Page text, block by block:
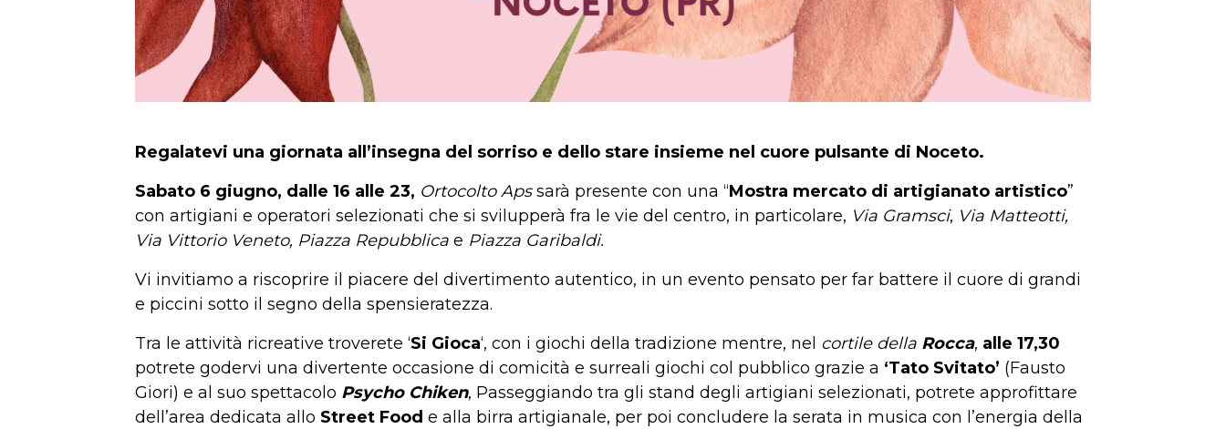
Regalatevi una giornata all’insegna del sorriso e dello stare insieme nel cuore pulsante di Noceto.
Sabato 6 giugno, dalle 16 alle 23, Ortocolto Apssarà presente con una “Mostra mercato di artigianato artistico”
con artigiani e operatori selezionati che si svilupperà fra le vie del centro, in particolare, Via Gramsci, Via Matteotti,
Via Vittorio Veneto, Piazza Repubblica e Piazza Garibaldi.
Vi invitiamo a riscoprire il piacere del divertimento autentico, in un evento pensato per far battere il cuore di grandi
e piccini sotto il segno della spensieratezza.
Tra le attività ricreative troverete ‘Si Gioca‘, con i giochi della tradizione mentre, nel cortile della Rocca, alle 17,30
potrete godervi una divertente occasione di comicità e surreali giochi col pubblico grazie a ‘Tato Svitato’ (Fausto
Giori) e al suo spettacolo Psycho Chiken, Passeggiando tra gli stand degli artigiani selezionati, potrete approfittare
dell’area dedicata allo Street Food e alla birra artigianale, per poi concludere la serata in musica con l’energia della